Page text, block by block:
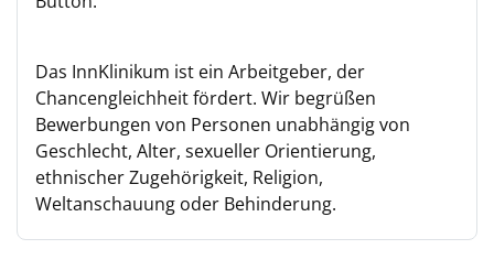
Das InnKlinikum ist ein Arbeitgeber, der
Chancengleichheit fördert. Wir begrüßen
Bewerbungen von Personen unabhängig von
Geschlecht, Alter, sexueller Orientierung,
ethnischer Zugehörigkeit, Religion,
Weltanschauung oder Behinderung.